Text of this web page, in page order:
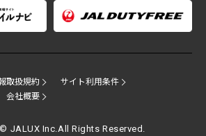
取扱規約
サイト利用条件
会社概要
JALUX Inc.All Rights Reserved.